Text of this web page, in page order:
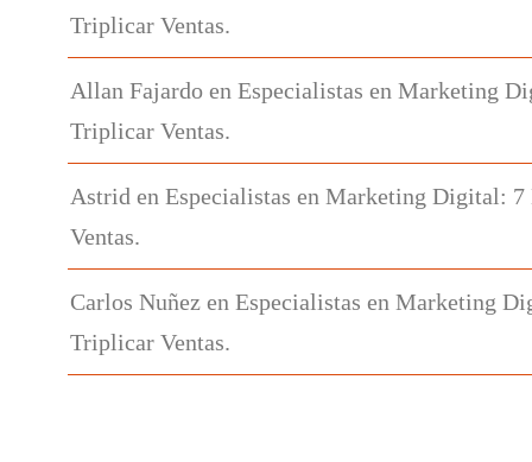
Triplicar Ventas.
Allan Fajardo enEspecialistas en Marketing
Triplicar Ventas.
Astrid enEspecialistas en Marketing Digital:
Ventas.
Carlos Nuñez enEspecialistas en Marketing
Triplicar Ventas.